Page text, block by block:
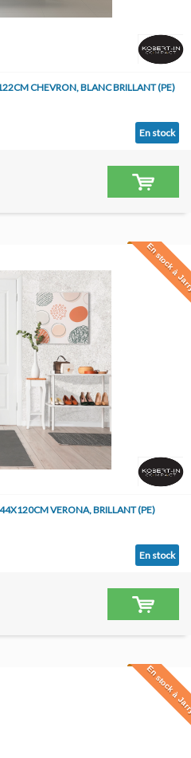
CHEVRON, BLANC BRILLANT (PE)
En stock
En stock à
VERONA, BRILLANT (PE)
En stock
En stock à